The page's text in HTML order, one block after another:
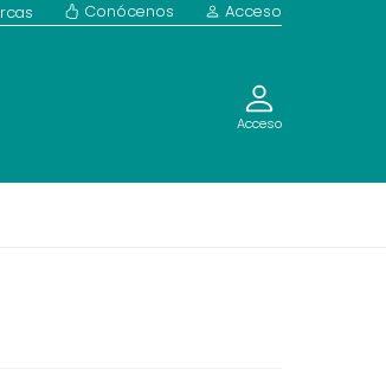
Conócenos Acceso
Acceso